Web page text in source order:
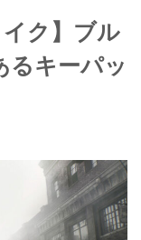
イク】ブル
るキーパッ